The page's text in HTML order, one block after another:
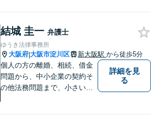
結城 圭一 弁護士
ゆうき法律事務所
大阪府|大阪市淀川区 新大阪駅 から徒歩5分
個人の方の離婚、相続、借金
問題から、中小企業の契約そ
の他法務問題まで、小さい事
詳細を見
る